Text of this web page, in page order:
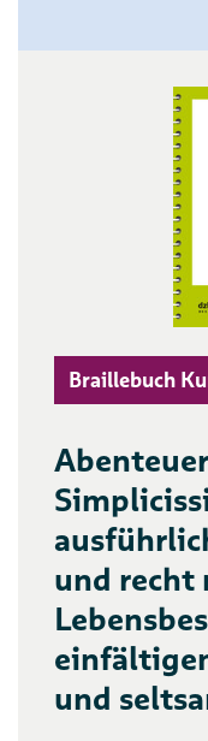
Braillebuch
und recht
und